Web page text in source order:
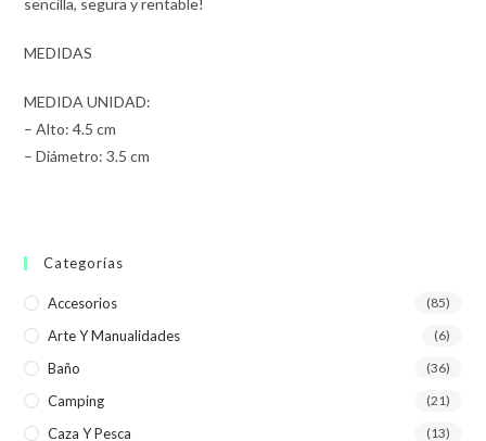
sencilla, segura y rentable!
MEDIDAS
MEDIDA UNIDAD:
– Alto: 4.5 cm
– Diámetro: 3.5 cm
Categorías
Accesorios (85)
Arte Y Manualidades (6)
Baño (36)
Camping (21)
Caza Y Pesca (13)